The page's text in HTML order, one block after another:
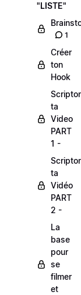
"LISTE"
1
Créer
ton
Hook
ta
Video
PART
1 -
ta
Vidéo
PART
2 -
La
base
pour
se
filmer
et